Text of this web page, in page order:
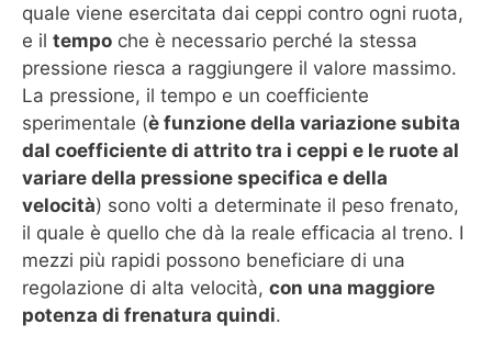
quale viene esercitata dai ceppi contro ogni ruota,
e il tempo che è necessario perché la stessa
pressione riesca a raggiungere il valore massimo.
La pressione, il tempo e un coefficiente
sperimentale (è funzione della variazione subita
dal coefficiente di attrito tra i ceppi e le ruote al
variare della pressione specifica e della
velocità) sono volti a determinate il peso frenato,
il quale è quello che dà la reale efficacia al treno. I
mezzi più rapidi possono beneficiare di una
regolazione di alta velocità, con una maggiore
potenza di frenatura quindi.